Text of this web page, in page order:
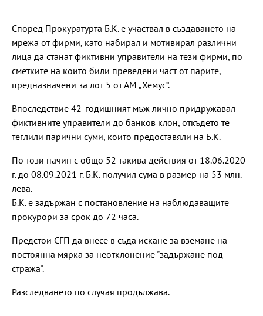
Според Прокуратурта Б.К. е участвал в създаването на
мрежа от фирми, като набирал и мотивирал различни
лица да станат фиктивни управители на тези фирми, по
сметките на които били преведени част от парите,
предназначени за лот 5 от АМ „Хемус“.
Впоследствие 42-годишният мъж лично придружавал
фиктивните управители до банков клон, откъдето те
теглили парични суми, които предоставяли на Б.К.
По този начин с общо 52 такива действия от 18.06.2020
г. до 08.09.2021 г. Б.К. получил сума в размер на 53 млн.
лева.
Б.К. е задържан с постановление на наблюдаващите
прокурори за срок до 72 часа.
Предстои СГП да внесе в съда искане за вземане на
постоянна мярка за неотклонение "задържане под
стража".
Разследването по случая продължава.